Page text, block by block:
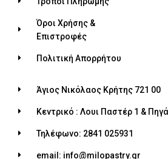
Όροι Χρήσης &
Επιστροφές
Πολιτική Απορρήτου
Άγιος Νικόλαος Κρήτης 721 00
Κεντρικό : Λουι Παστέρ 1 &
Τηλέφωνο: 2841 025931
email: info@milopastry.gr